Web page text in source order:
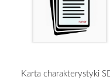
Karta charakterystyki